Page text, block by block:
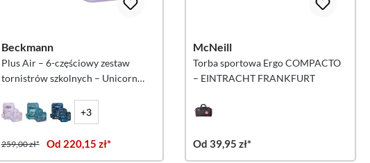
Beckmann
Plus Air – 6-częściowy zestaw
tornistrów szkolnych – Unicorn
+3
259,00 zł* Od 220,15 zł*
McNeill
Torba sportowa Ergo COMPACTO
– EINTRACHT FRANKFURT
Od 39,95 zł*